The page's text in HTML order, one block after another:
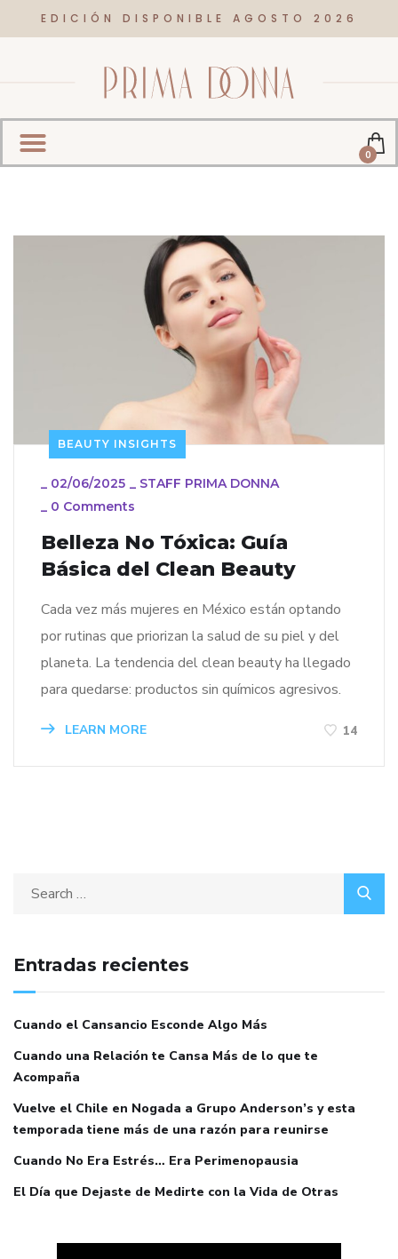
EDICIÓN DISPONIBLE AGOSTO 2026
0
BEAUTY INSIGHTS
_ 02/06/2025 _ STAFF PRIMA DONNA
_ 0 Comments
Belleza No Tóxica: Guía
Básica del Clean Beauty
Cada vez más mujeres en México están optando
por rutinas que priorizan la salud de su piel y del
planeta. La tendencia del clean beauty ha llegado
para quedarse: productos sin químicos agresivos.
LEARN MORE 14
Entradas recientes
Cuando el Cansancio Esconde Algo Más
Cuando una Relación te Cansa Más de lo que te
Acompaña
Vuelve el Chile en Nogada a Grupo Anderson’s y esta
temporada tiene más de una razón para reunirse
Cuando No Era Estrés… Era Perimenopausia
El Día que Dejaste de Medirte con la Vida de Otras